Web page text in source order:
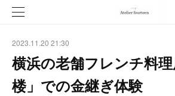
2023.11.20 21:30
横浜の老舗フレンチ料
楼」での金継ぎ体験